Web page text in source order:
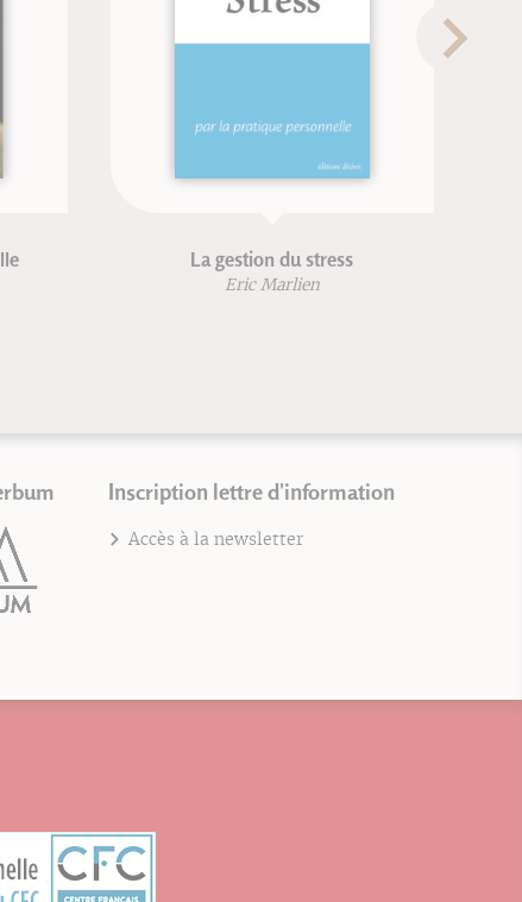
La gestion du stress
Eric Marlien
Inscription lettre d'information
Accès à la newsletter